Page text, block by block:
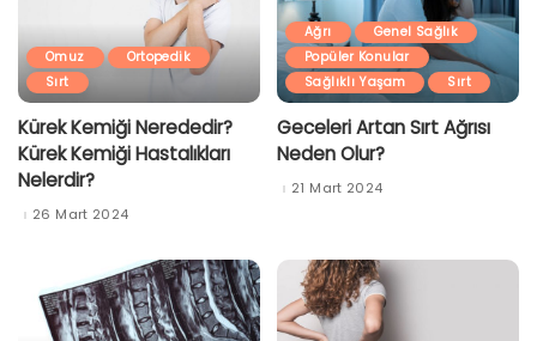
Omuz
Ortopedik
Sırt
Kürek Kemiği Nerededir?
Kürek Kemiği Hastalıkları
Nelerdir?
26 Mart 2024
Ağrı
Genel Sağlık
Popüler Konular
Sağlıklı Yaşam
Sırt
Geceleri Artan Sırt Ağrısı
Neden Olur?
21 Mart 2024